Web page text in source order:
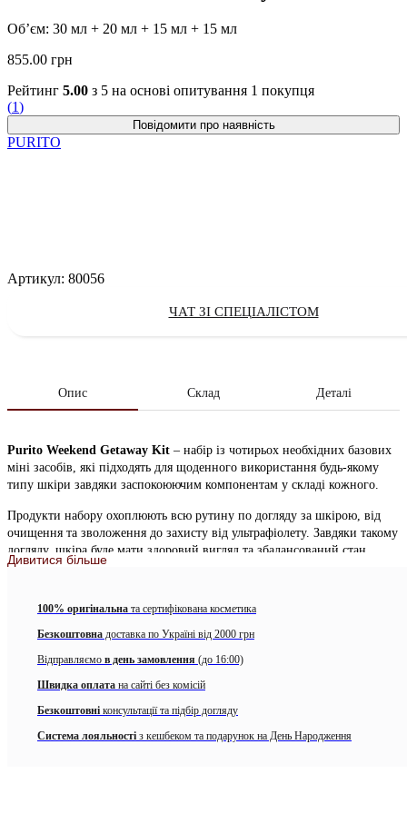
Об’єм: 30 мл + 20 мл + 15 мл + 15 мл
855.00 грн
Рейтинг 5.00 з 5 на основі опитування 1 покупця
(1)
PURITO
Артикул: 80056
ЧАТ ЗІ СПЕЦІАЛІСТОМ
Опис Склад Деталі
Purito Weekend Getaway Kit – набір із чотирьох необхідних базових
міні засобів, які підходять для щоденного використання будь-якому
типу шкіри завдяки заспокоюючим компонентам у складі кожного.
Продукти набору охоплюють всю рутину по догляду за шкірою, від
очищення та зволоження до захисту від ультрафіолету. Завдяки такому
догляду, шкіра буде мати здоровий вигляд та збалансований стан.
Набір підійде на подарунок, у подорожі або ж для знайомства та
До набору входять:
Балансуючий очищуючий гельPURITO Defence Barrier Ph
забруднень, не викликає роздратування і сухості.
Дивитися більше
100% оригінальна та сертифікована косметика
Безкоштовна доставка по Україні від 2000 грн
Відправляємо в день замовлення (до 16:00)
Швидка оплата на сайті без комісій
Безкоштовні консультації та підбір догляду
Система лояльності з кешбеком та подарунок на День Народження